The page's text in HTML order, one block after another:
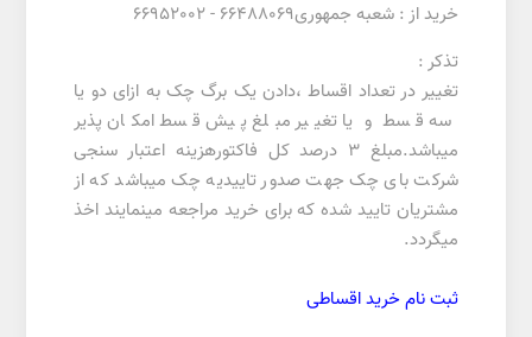
خرید از : شعبه جمهوری66488069 - 66952002
تذکر :
تغییر در تعداد اقساط ،دادن یک برگ چک به ازای دو یا
سه قسط و یا تغییر مبلغ پیش قسط امکان پذیر
میباشد.مبلغ 3 درصد کل فاکتورهزینه اعتبار سنجی
شرکت بای چک جهت صدور تاییدیه چک میباشد که از
مشتریان تایید شده که برای خرید مراجعه مینمایند اخذ
میگردد.
ثبت نام خرید اقساطی